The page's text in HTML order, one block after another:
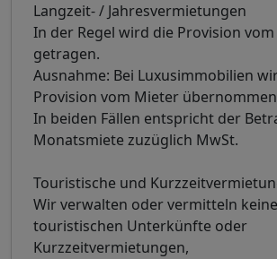
Langzeit- / Jahresvermietungen
In der Regel wird die Provision
getragen.
Ausnahme: Bei Luxusimmobilien
Provision vom Mieter
In beiden Fällen entspricht der
Monatsmiete zuzüglich MwSt.
Touristische und
Wir verwalten oder vermitteln keine
touristischen Unterkünfte oder
Kurzzeitvermietungen,